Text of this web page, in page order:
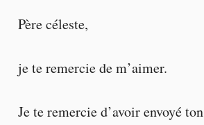
Père céleste,
je te remercie de m’aimer.
Je te remercie d’avoir envoyé